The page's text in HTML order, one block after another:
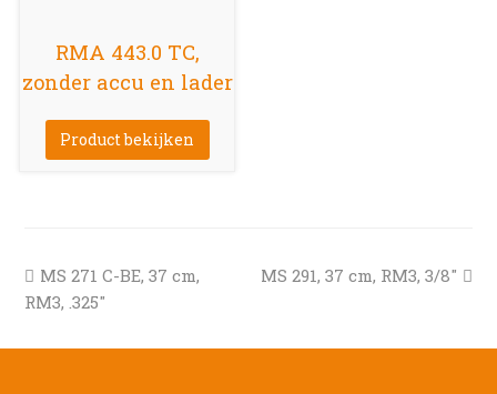
RMA 443.0 TC,
zonder accu en lader
Product bekijken
previous
post:
MS 271 C-BE, 37 cm,
RM3, .325″
next
MS 291, 37 cm, RM3, 3/8″